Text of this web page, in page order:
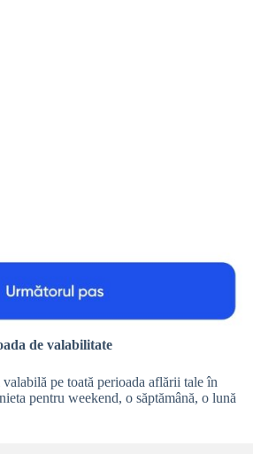
de valabilitate
pe toată perioada aflării tale în
pentru weekend, o săptămână, o lună